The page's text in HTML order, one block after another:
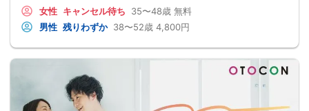
女性 キャンセル待ち 35〜48歳 無料
男性 残りわずか 38〜52歳 4,800円